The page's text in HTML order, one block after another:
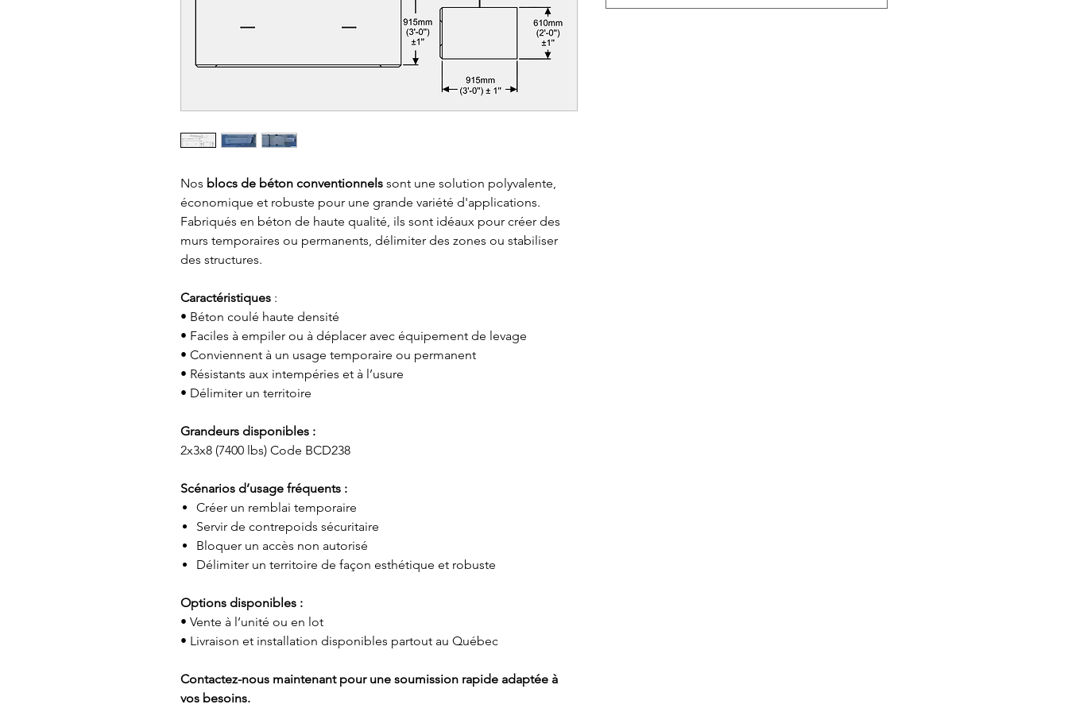
Nos blocs de béton conventionnels sont une solution polyvalente,
économique et robuste pour une grande variété d'applications.
Fabriqués en béton de haute qualité, ils sont idéaux pour créer des
murs temporaires ou permanents, délimiter des zones ou stabiliser
des structures.
Caractéristiques :
• Béton coulé haute densité
• Faciles à empiler ou à déplacer avec équipement de levage
• Conviennent à un usage temporaire ou permanent
• Résistants aux intempéries et à l’usure
• Délimiter un territoire
Grandeurs disponibles :
2x3x8 (7400 lbs) Code BCD238
Scénarios d’usage fréquents :
Créer un remblai temporaire
Servir de contrepoids sécuritaire
Bloquer un accès non autorisé
Délimiter un territoire de façon esthétique et robuste
Options disponibles :
• Vente à l’unité ou en lot
• Livraison et installation disponibles partout au Québec
Contactez-nous maintenant pour une soumission rapide adaptée à
vos besoins.